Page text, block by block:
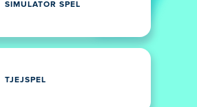
SIMULATOR SPEL
TJEJSPEL